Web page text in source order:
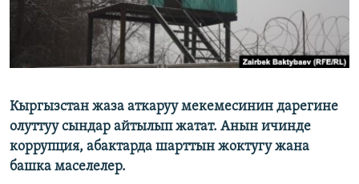
ЭЕ/АРнун бардык сайттары
Кыргызстан жаза аткаруу мекемесинин дарегине
олуттуу сындар айтылып жатат. Анын ичинде
коррупция, абактарда шарттын жоктугу жана
башка маселелер.